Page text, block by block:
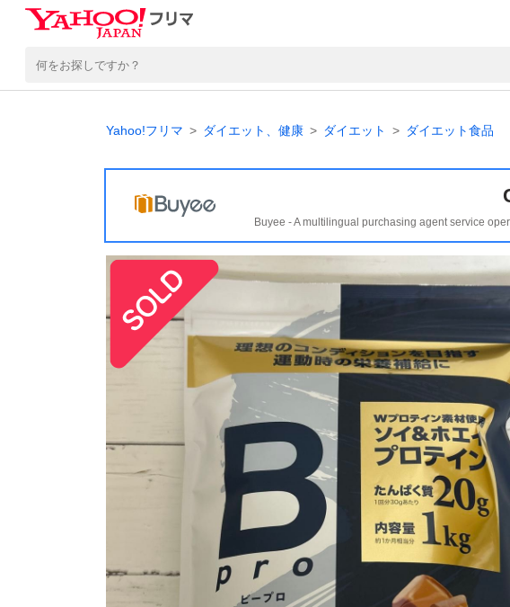
Yahoo!フリマ ダイエット、健康 ダイエット ダイエット食品
Buyee - A multilingual purchasing agent service